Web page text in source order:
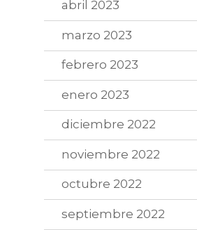
abril 2023
marzo 2023
febrero 2023
enero 2023
diciembre 2022
noviembre 2022
octubre 2022
septiembre 2022